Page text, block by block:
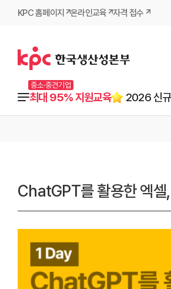
KPC 홈페이지 온라인교육 자격 접수
중소·중견기업
최대 95% 지원교육 2026 신
ChatGPT를 활용한 엑